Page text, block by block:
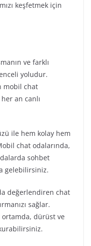
keşfetmek için
ve farklı
yoludur.
mobil chat
an canlı
ile hem kolay hem
chat odalarında,
sohbet
gelebilirsiniz.
değerlendiren chat
sağlar.
dürüst ve